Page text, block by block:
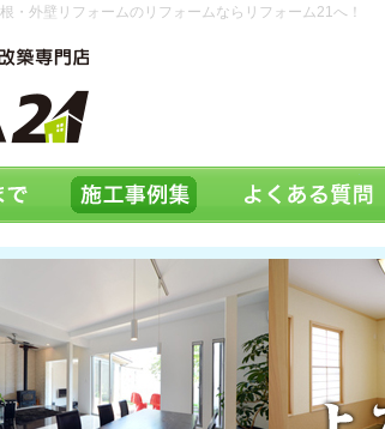
・外壁リフォームのリフォームならリフォーム21へ！